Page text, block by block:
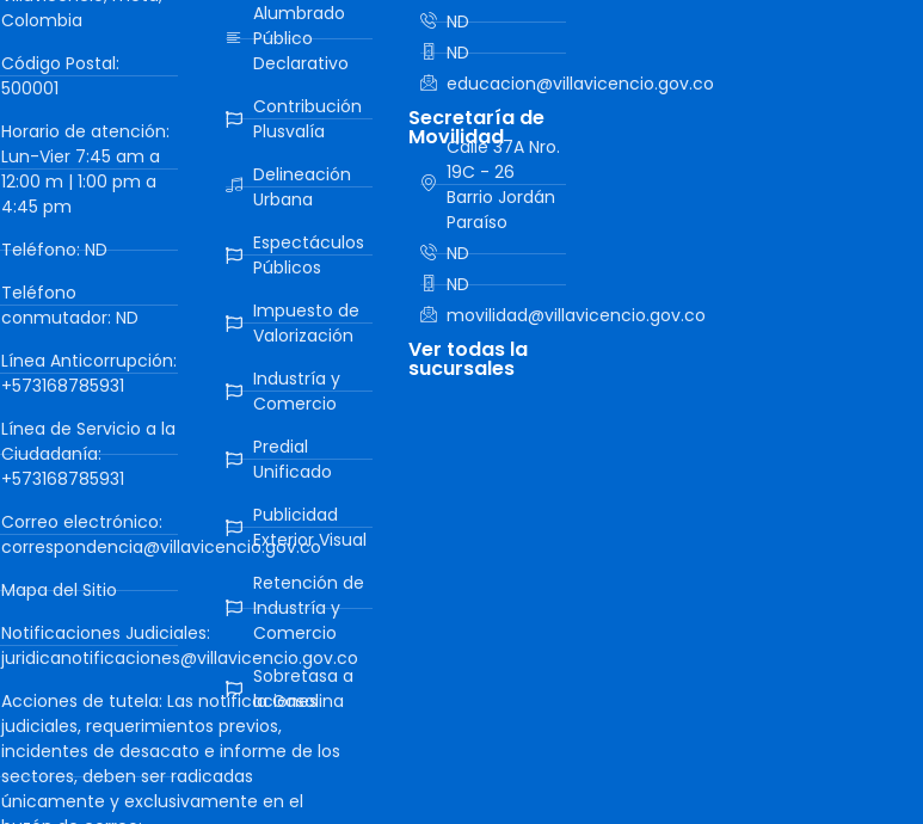
Colombia
Código Postal:
500001
Horario de atención:
Lun-Vier 7:45 am a
12:00 m | 1:00 pm a
4:45 pm
Teléfono: ND
Teléfono
conmutador: ND
Línea Anticorrupción:
+573168785931
Línea de Servicio a la
Ciudadanía:
+573168785931
Correo electrónico:
correspondencia@villavicencio.gov.co
Mapa del Sitio
Notificaciones Judiciales:
juridicanotificaciones@villavicencio.gov.co
Acciones de tutela: Las notificaciones
judiciales, requerimientos previos,
incidentes de desacato e informe de los
sectores, deben ser radicadas
únicamente y exclusivamente en el
Alumbrado
Público
Declarativo
Contribución
Plusvalía
Delineación
Urbana
Espectáculos
Públicos
Impuesto de
Valorización
Industría y
Comercio
Predial
Unificado
Publicidad
Exterior Visual
Retención de
Industría y
Comercio
Sobretasa a
la Gasolina
ND
ND
educacion@villavicencio.gov.co
Secretaría de
Movilidad
Calle 37A Nro.
19C - 26
Barrio Jordán
Paraíso
ND
ND
movilidad@villavicencio.gov.co
Ver todas la
sucursales